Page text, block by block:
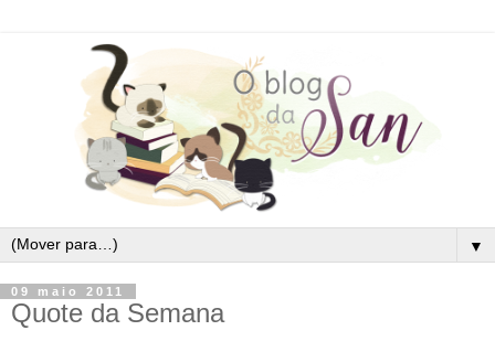
▼
09 maio 2011
Quote da Semana